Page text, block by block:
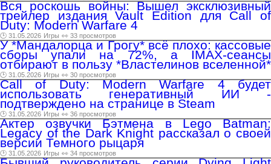
Вся роскошь войны: Вышел эксклюзивный
трейлер издания Vault Edition для Call of
Duty: Modern Warfare 4
🕑 31.05.2026 Игры 👀 33 просмотров
У *Мандалорца и Грогу* всё плохо: кассовые
сборы упали на 72%, а IMAX-сеансы
отбирают в пользу *Властелинов вселенной*
🕑 31.05.2026 Игры 👀 30 просмотров
Call of Duty: Modern Warfare 4 будет
использовать генеративный ИИ -
подтверждено на странице в Steam
🕑 31.05.2026 Игры 👀 36 просмотров
Актер озвучки Бэтмена в Lego Batman:
Legacy of the Dark Knight рассказал о своей
версии Темного рыцаря
🕑 31.05.2026 Игры 👀 34 просмотров